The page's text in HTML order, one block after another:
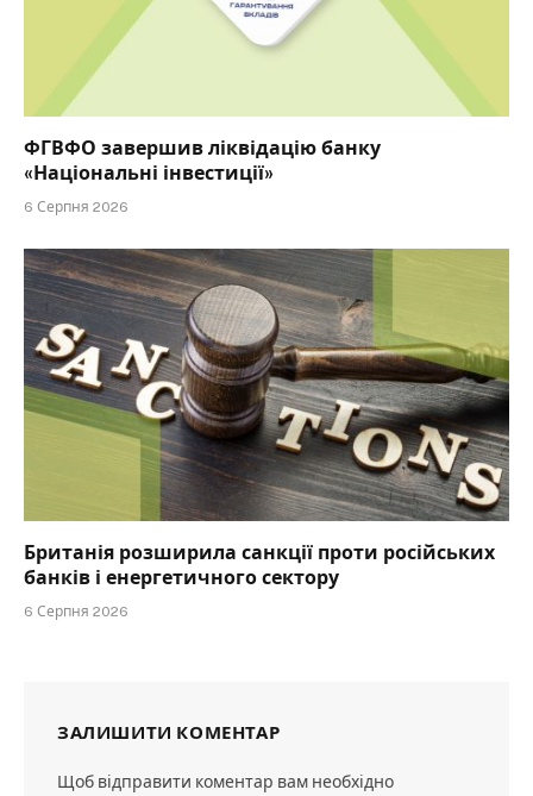
ФГВФО завершив ліквідацію банку
«Національні інвестиції»
6 Серпня 2026
Британія розширила санкції проти російських
банків і енергетичного сектору
6 Серпня 2026
ЗАЛИШИТИ КОМЕНТАР
Щоб відправити коментар вам необхідно